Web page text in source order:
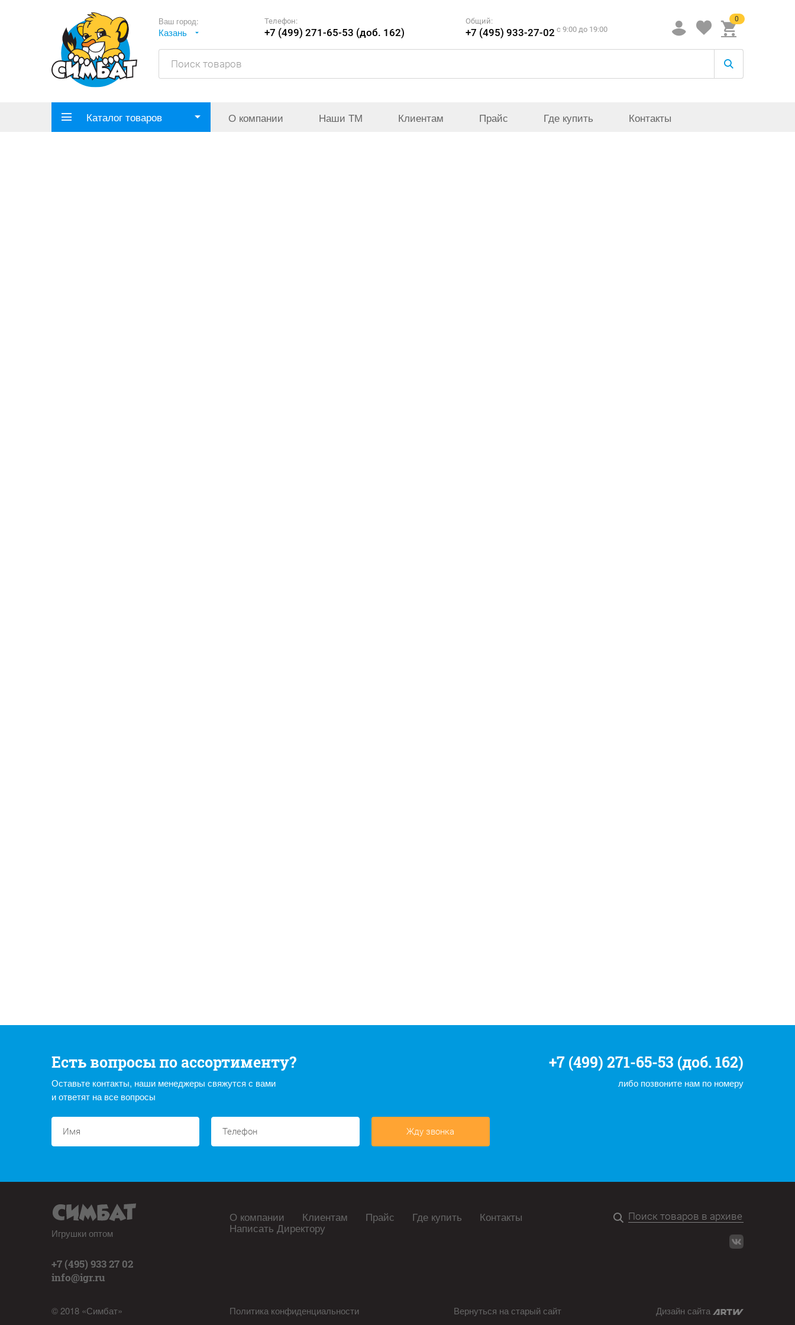
Ваш город:
Казань
Телефон:
+7 (499) 271-65-53 (доб. 162)
Общий:
+7 (495) 933-27-02 c 9:00 до 19:00
0
Каталог товаров О компании Наши ТМ Клиентам Прайс Где купить Контакты
Есть вопросы по ассортименту?
Оставьте контакты, наши менеджеры свяжутся с вами
и ответят на все вопросы
+7 (499) 271-65-53 (доб. 162)
либо позвоните нам по номеру
Жду звонка
Игрушки оптом
+7 (495) 933 27 02
info@igr.ru
© 2018 «Симбат»
О компании Клиентам Прайс Где купить Контакты
Написать Директору
Политика конфиденциальности Вернуться на старый сайт Дизайн сайта